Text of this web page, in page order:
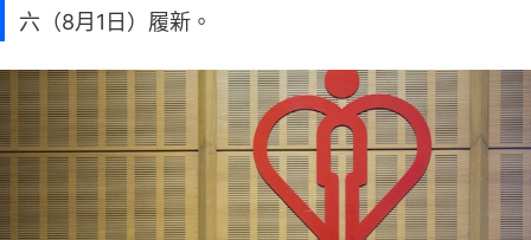
六（8月1日）履新。